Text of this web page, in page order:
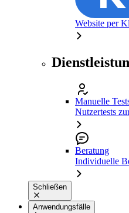
Website per
Manuelle
Nutzertests
Beratung
Individuelle
Schließen
Anwendungsfälle